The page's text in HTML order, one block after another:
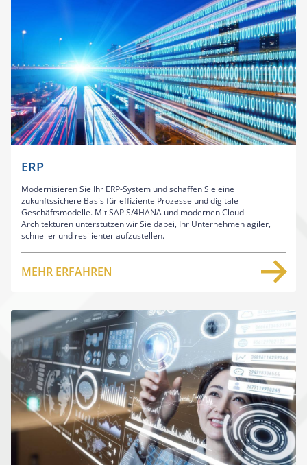
ERP
Modernisieren Sie Ihr ERP-System und schaffen Sie eine
zukunftssichere Basis für effiziente Prozesse und digitale
Geschäftsmodelle. Mit SAP S/4HANA und modernen Cloud-
Architekturen unterstützen wir Sie dabei, Ihr Unternehmen agiler,
schneller und resilienter aufzustellen.
MEHR ERFAHREN